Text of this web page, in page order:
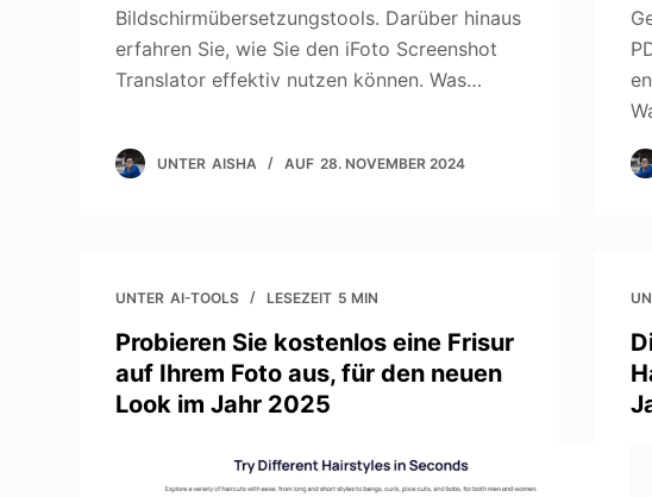
Bildschirmübersetzungstools. Darüber hinaus
erfahren Sie, wie Sie den iFoto Screenshot
Translator effektiv nutzen können. Was…
UNTER AISHA AUF 28. NOVEMBER 2024
UNTER AI-TOOLS LESEZEIT 5 MIN
Probieren Sie kostenlos eine Frisur
auf Ihrem Foto aus, für den neuen
Look im Jahr 2025